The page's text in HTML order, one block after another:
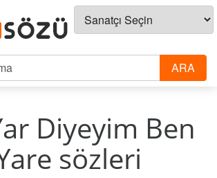
Diyeyim Ben
sözleri